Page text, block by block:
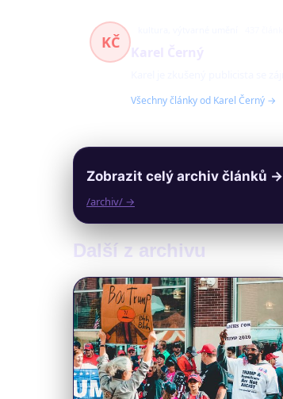
KČ
Všechny články od Karel Černý →
Zobrazit celý archiv článků →
/archiv/ →
Další z archivu